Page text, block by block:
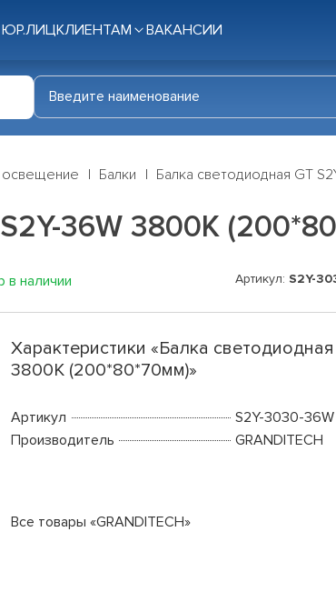
КЛИЕНТАМ ВАКАНСИИ
Балки Балка светодиодная GT
36W 3800K
в наличии Артикул: S2Y-
Характеристики «Балка
3800K (200*80*70мм)»
Артикул
S2Y-3030-36W
Производитель
GRANDITECH
Все товары «GRANDITECH»